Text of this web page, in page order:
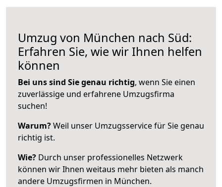
Umzug von München nach Süd:
Erfahren Sie, wie wir Ihnen helfen
können
Bei uns sind Sie genau richtig, wenn Sie einen
zuverlässige und erfahrene Umzugsfirma
suchen!
Warum?Weil unser Umzugsservice für Sie genau
richtig ist.
Wie? Durch unser professionelles Netzwerk
können wir Ihnen weitaus mehr bieten als manch
andere Umzugsfirmen in München.